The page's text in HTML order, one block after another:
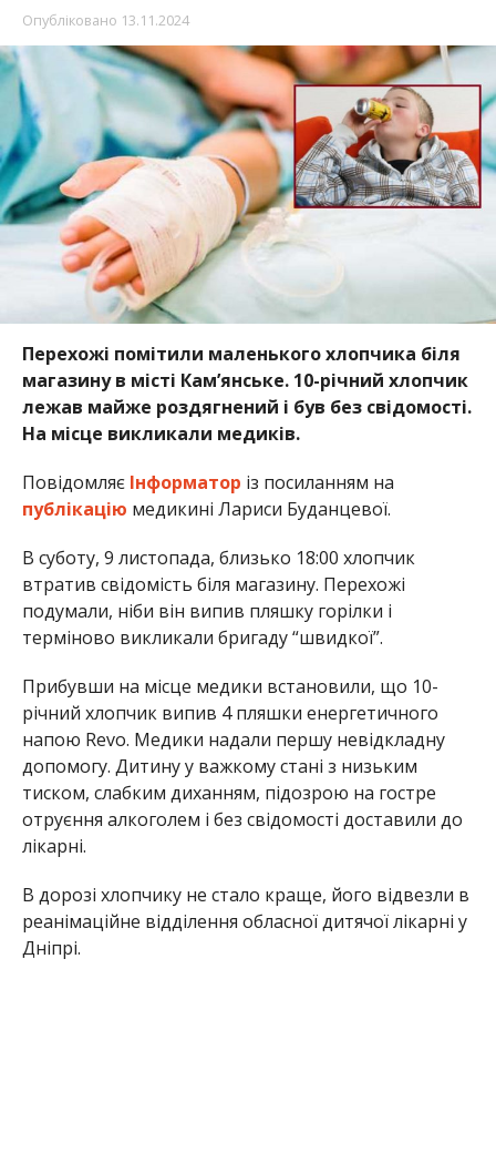
Опубліковано 13.11.2024
Перехожі помітили маленького хлопчика біля
магазину в місті Кам’янське. 10-річний хлопчик
лежав майже роздягнений і був без свідомості.
На місце викликали медиків.
Повідомляє Інформатор із посиланням на
публікацію медикині Лариси Буданцевої.
В суботу, 9 листопада, близько 18:00 хлопчик
втратив свідомість біля магазину. Перехожі
подумали, ніби він випив пляшку горілки і
терміново викликали бригаду “швидкої”.
Прибувши на місце медики встановили, що 10-
річний хлопчик випив 4 пляшки енергетичного
напою Revo. Медики надали першу невідкладну
допомогу. Дитину у важкому стані з низьким
тиском, слабким диханням, підозрою на гостре
отруєння алкоголем і без свідомості доставили до
лікарні.
В дорозі хлопчику не стало краще, його відвезли в
реанімаційне відділення обласної дитячої лікарні у
Дніпрі.